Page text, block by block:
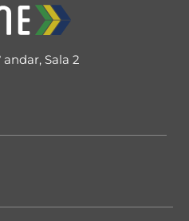
Sala 2